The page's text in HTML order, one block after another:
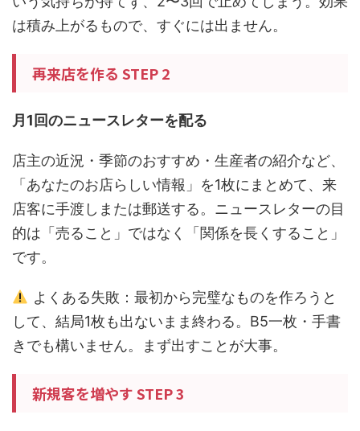
は積み上がるもので、すぐには出ません。
再来店を作る STEP 2
月1回のニュースレターを配る
店主の近況・季節のおすすめ・生産者の紹介など、
「あなたのお店らしい情報」を1枚にまとめて、来
店客に手渡しまたは郵送する。ニュースレターの目
的は「売ること」ではなく「関係を長くすること」
です。
よくある失敗：最初から完璧なものを作ろうと
して、結局1枚も出ないまま終わる。B5一枚・手書
きでも構いません。まず出すことが大事。
新規客を増やす STEP 3